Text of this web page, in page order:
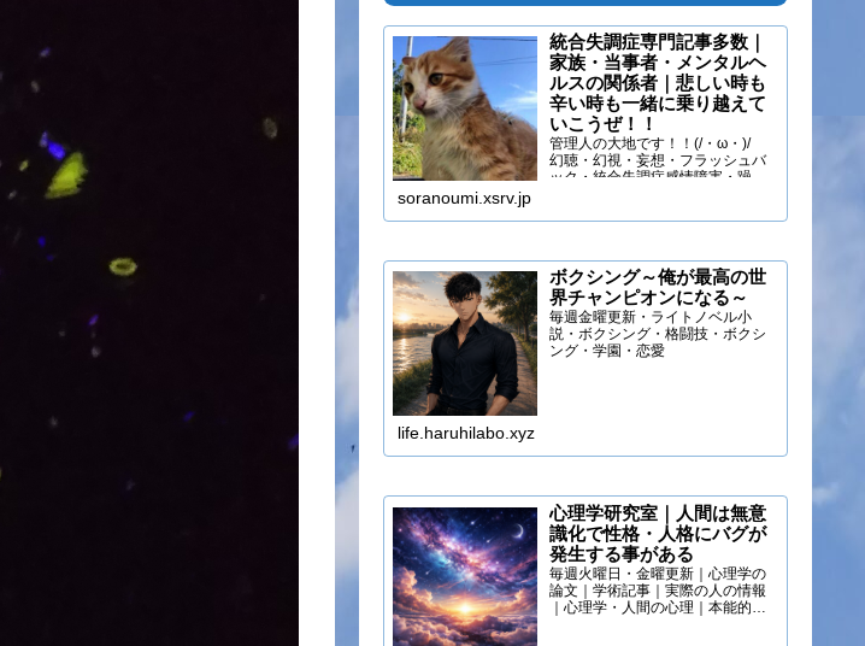
統合失調症専門記事多数｜
家族・当事者・メンタルヘ
ルスの関係者｜悲しい時も
辛い時も一緒に乗り越えて
いこうぜ！！
管理人の大地です！！(/・ω・)/
幻聴・幻視・妄想・フラッシュバ
ック・統合失調症感情障害・躁う
soranoumi.xsrv.jp
ボクシング～俺が最高の世
界チャンピオンになる～
毎週金曜更新・ライトノベル小
説・ボクシング・格闘技・ボクシ
ング・学園・恋愛
life.haruhilabo.xyz
心理学研究室｜人間は無意
識化で性格・人格にバグが
発生する事がある
毎週火曜日・金曜更新｜心理学の
論文｜学術記事｜実際の人の情報
｜心理学・人間の心理｜本能的心